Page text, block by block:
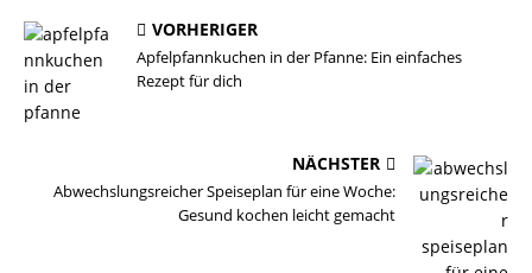
VORHERIGER
Apfelpfannkuchen in der Pfanne: Ein einfaches
Rezept für dich
NÄCHSTER
Abwechslungsreicher Speiseplan für eine Woche:
Gesund kochen leicht gemacht